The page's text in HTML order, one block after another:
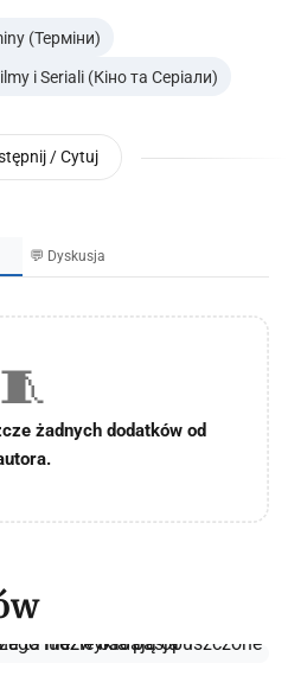
(Терміни)
i Seriali (Кіно та Серіали)
/ Cytuj
💬 Dyskusja
🧵
żadnych dodatków od